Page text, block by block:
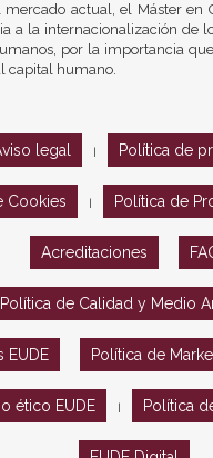
actual, el Máster en
a la internacionalización de
por la importancia
capital humano.
legal Política de
Cookies Política de
Acreditaciones
Política de Calidad y Medio
EUDE Política de
ético EUDE Política